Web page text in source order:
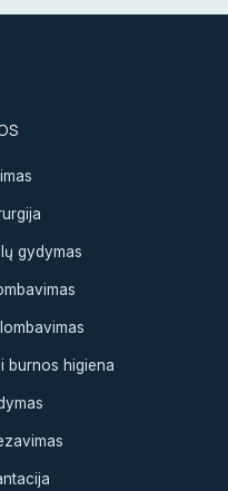
gydymas
burnos higiena